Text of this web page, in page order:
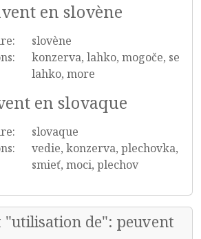
en slovène
slovène
konzerva, lahko, mogoče, se
lahko, more
en slovaque
slovaque
vedie, konzerva, plechovka,
smieť, moci, plechov
"utilisation de": peuvent